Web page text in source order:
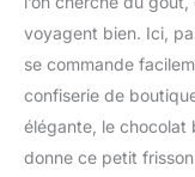
voyagent bien. Ici,
se commande
confiserie de
élégante, le chocolat
donne ce petit